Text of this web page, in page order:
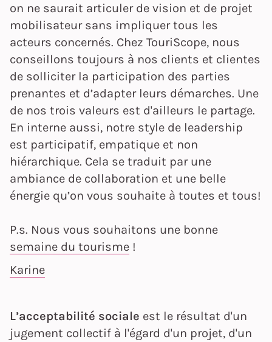
on ne saurait articuler de vision et de projet
mobilisateur sans impliquer tous les
acteurs concernés. Chez TouriScope, nous
conseillons toujours à nos clients et clientes
de solliciter la participation des parties
prenantes et d’adapter leurs démarches. Une
de nos trois valeurs est d'ailleurs le partage.
En interne aussi, notre style de leadership
est participatif, empatique et non
hiérarchique. Cela se traduit par une
ambiance de collaboration et une belle
énergie qu’on vous souhaite à toutes et tous!
P.s. Nous vous souhaitons une bonne
semaine du tourisme !
Karine
L’acceptabilité sociale est le résultat d'un
jugement collectif à l'égard d'un projet, d'un